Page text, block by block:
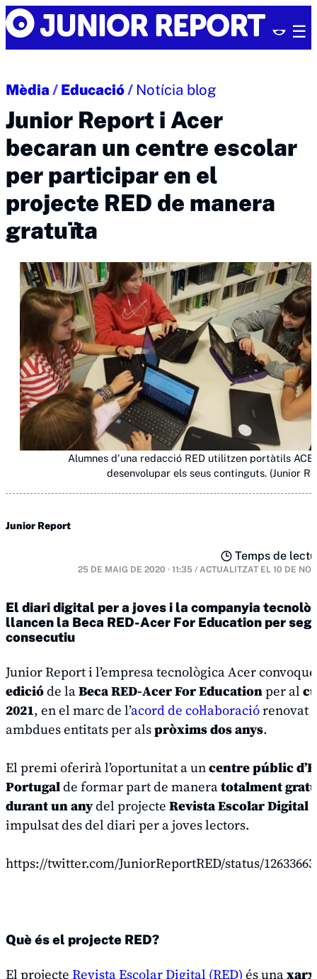
Skip
to
content
Junior
Report
Mèdia / Educació/ Notícia blog
Junior Report i Acer
becaran un centre escolar
per participar en el
projecte RED de manera
gratuïta
Alumnes d'una redacció RED utilitzen portàtils
desenvolupar els seus continguts. (Junior
Junior Report
Temps de
25 DE MAIG DE 2020 · 11:35 / ACTUALITZAT EL 10 DE
El diari digital per a joves i la companyia
llancen la Beca RED-Acer For Education per
consecutiu
Junior Report i l’empresa tecnològica Acer
edicióde laBeca RED-Acer For Educationper al
2021, en el marc de l’acord de col·laboraciórenovat
ambdues entitats per alspròxims dos anys.
El premi oferirà l’oportunitat a uncentre públic
Portugalde formar part de maneratotalment
durant un anydel projecte Revista Escolar Digital
impulsat des del diari per a joves lectors.
https://twitter.com/JuniorReportRED/status/
Què és el projecte RED?
El projecte Revista Escolar Digital (RED) és una